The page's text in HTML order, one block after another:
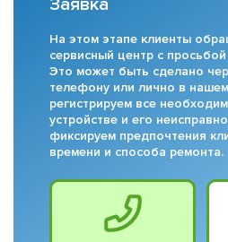
Заявка
На этом этапе клиенты
сервисный центр с
Это может быть сделано
телефону или лично в
регистрируем все
устройстве и его
фиксируем предпочтения
времени и способа ремонта.